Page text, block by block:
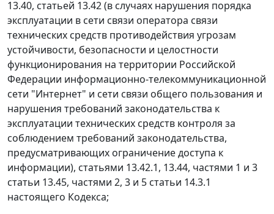
13.40, статьей 13.42 (в случаях нарушения порядка
эксплуатации в сети связи оператора связи
технических средств противодействия угрозам
устойчивости, безопасности и целостности
функционирования на территории Российской
Федерации информационно-телекоммуникационной
сети "Интернет" и сети связи общего пользования и
нарушения требований законодательства к
эксплуатации технических средств контроля за
соблюдением требований законодательства,
предусматривающих ограничение доступа к
информации), статьями 13.42.1, 13.44, частями 1 и 3
статьи 13.45, частями 2, 3 и 5 статьи 14.3.1
настоящего Кодекса;